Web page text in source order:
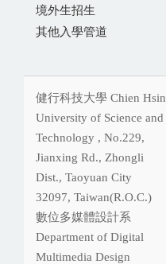
境外生招生
其他入學管道
健行科技大學 Chien Hsin
University of Science and
Technology , No.229,
Jianxing Rd., Zhongli
Dist., Taoyuan City
32097, Taiwan(R.O.C.)
數位多媒體設計系
Department of Digital
Multimedia Design